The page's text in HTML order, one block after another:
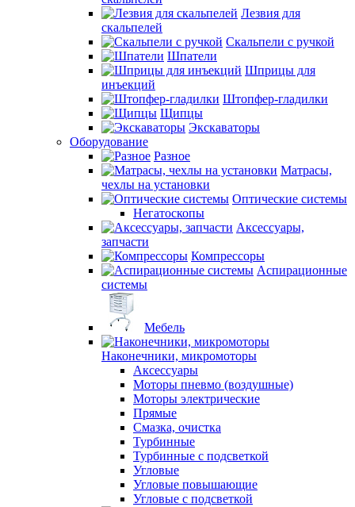
Лезвия для
скальпелей
Скальпели с ручкой
Шпатели
Шприцы для
инъекций
Штопфер-гладилки
Щипцы
Экскаваторы
Оборудование
Разное
Матрасы,
чехлы на установки
Оптические системы
Негатоскопы
Аксессуары,
запчасти
Компрессоры
Аспирационные
системы
Мебель
Наконечники, микромоторы
Аксессуары
Моторы пневмо (воздушные)
Моторы электрические
Прямые
Смазка, очистка
Турбинные
Турбинные с подсветкой
Угловые
Угловые повышающие
Угловые с подсветкой